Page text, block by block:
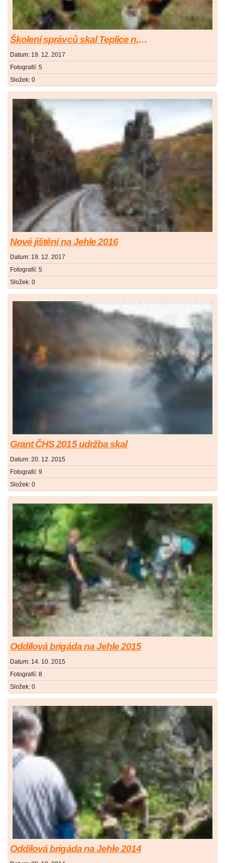
Školení správců skal Teplice n.M. 2017
Datum: 19. 12. 2017
Fotografií: 5
Složek: 0
Nové jištění na Jehle 2016
Datum: 19. 12. 2017
Fotografií: 5
Složek: 0
Grant ČHS 2015 udržba skal
Datum: 20. 12. 2015
Fotografií: 9
Složek: 0
Oddílová brigáda na Jehle 2015
Datum: 14. 10. 2015
Fotografií: 8
Složek: 0
Oddílová brigáda na Jehle 2014